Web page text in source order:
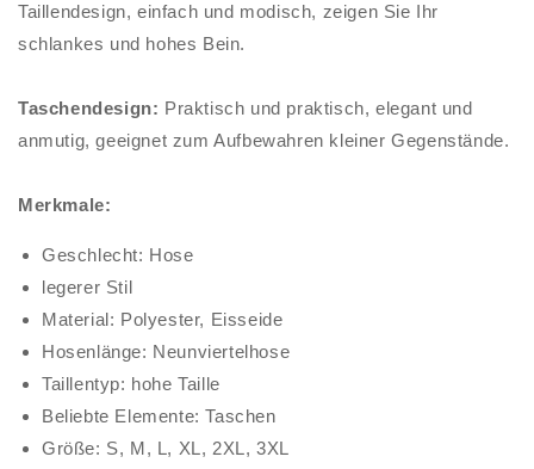
Taillendesign, einfach und modisch, zeigen Sie Ihr
schlankes und hohes Bein.
Taschendesign: Praktisch und praktisch, elegant und
anmutig, geeignet zum Aufbewahren kleiner Gegenstände.
Merkmale:
Geschlecht: Hose
legerer Stil
Material: Polyester, Eisseide
Hosenlänge: Neunviertelhose
Taillentyp: hohe Taille
Beliebte Elemente: Taschen
Größe: S, M, L, XL, 2XL, 3XL